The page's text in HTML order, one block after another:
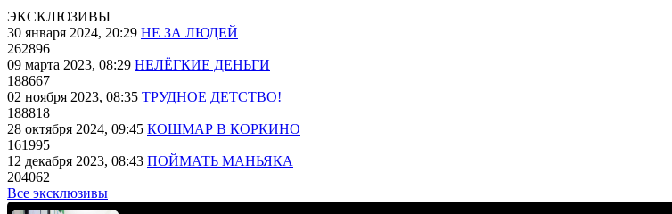
ЭКСКЛЮЗИВЫ
30 января 2024, 20:29 НЕ ЗА ЛЮДЕЙ
262896
09 марта 2023, 08:29 НЕЛЁГКИЕ ДЕНЬГИ
188667
02 ноября 2023, 08:35 ТРУДНОЕ ДЕТСТВО!
188818
28 октября 2024, 09:45 КОШМАР В КОРКИНО
161995
12 декабря 2023, 08:43 ПОЙМАТЬ МАНЬЯКА
204062
Все эксклюзивы